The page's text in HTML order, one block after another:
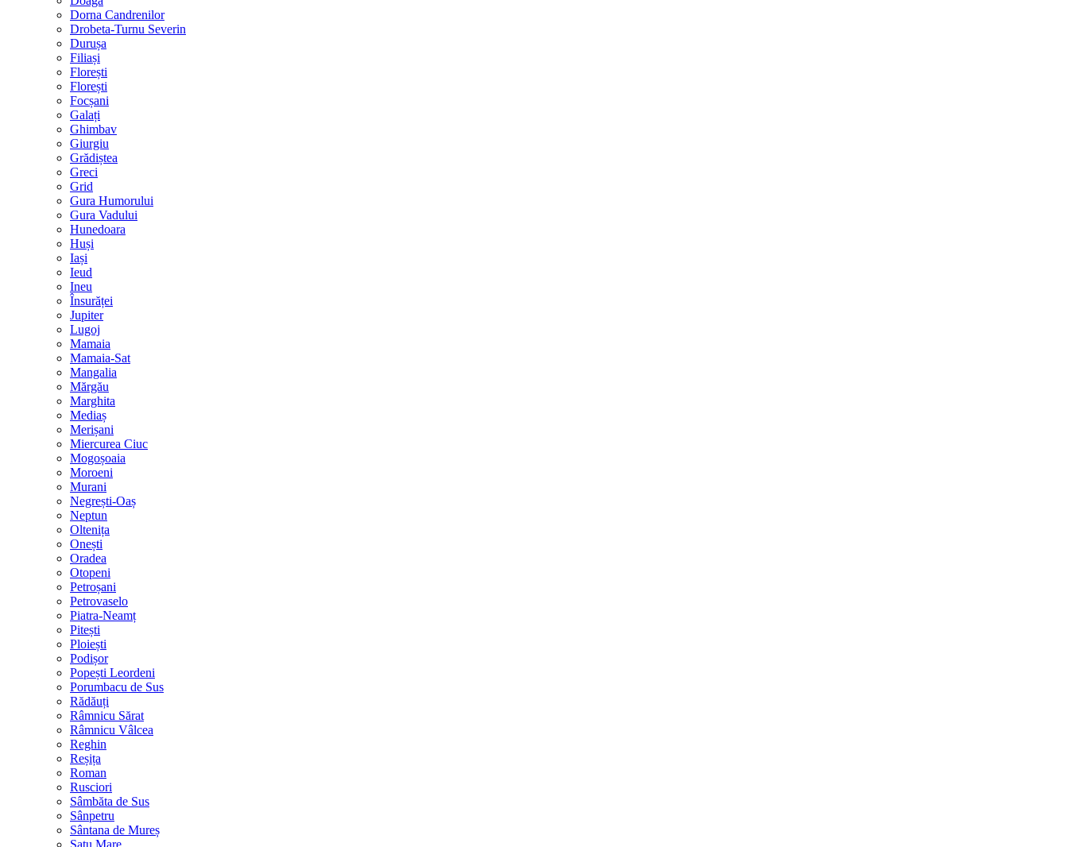
Dorna Candrenilor
Drobeta-Turnu Severin
Durușa
Filiași
Florești
Florești
Focșani
Galați
Ghimbav
Giurgiu
Grădiștea
Greci
Grid
Gura Humorului
Gura Vadului
Hunedoara
Huși
Iași
Ieud
Ineu
Însurăței
Jupiter
Lugoj
Mamaia
Mamaia-Sat
Mangalia
Mărgău
Marghita
Mediaș
Merișani
Miercurea Ciuc
Mogoșoaia
Moroeni
Murani
Negrești-Oaș
Neptun
Oltenița
Onești
Oradea
Otopeni
Petroșani
Petrovaselo
Piatra-Neamț
Pitești
Ploiești
Podișor
Popești Leordeni
Porumbacu de Sus
Rădăuți
Râmnicu Sărat
Râmnicu Vâlcea
Reghin
Reșița
Roman
Rusciori
Sâmbăta de Sus
Sânpetru
Sântana de Mureș
Satu Mare